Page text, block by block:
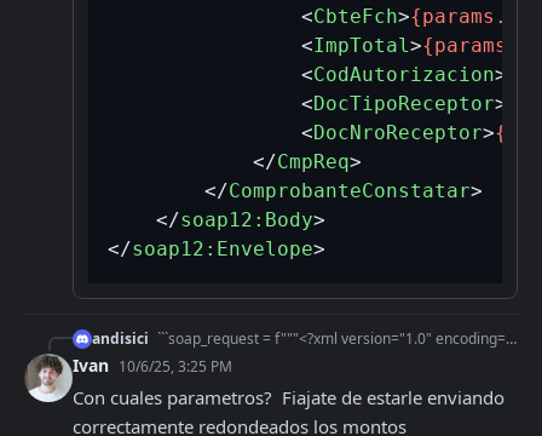
<CbteFch>
<ImpTotal >
<CodAutorizacion>
<DocTipoReceptor>
<DocNroReceptor>
</CmpReq>
</ComprobanteConstatar>
</soap12:Body>
</soap12:Envelope>
andisici ```soap_request = f"""<?xml version="1.0" encoding="utf-8"?> <soap12:Envelope xmlns:soap12="http://www.w3.org/2003/05/soap-envelope"> <soap12:Body>
Ivan 10/6/25, 3:25 PM
Con cuales parametros?  Fiajate de estarle enviando
correctamente redondeados los montos